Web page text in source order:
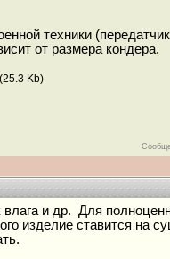
техники
от размера кондера.
(25.3 Kb)
и др. Для
изделие ставится на